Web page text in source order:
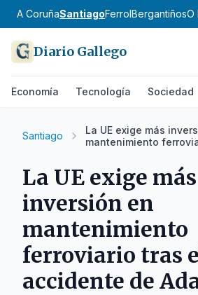
A CoruñaSantiagoFerrolBergantiñosO
Diario Gallego
Economía Tecnología Sociedad
Santiago
La UE exige más
mantenimiento
La UE exige más
inversión en
mantenimiento
ferroviario tras
accidente de